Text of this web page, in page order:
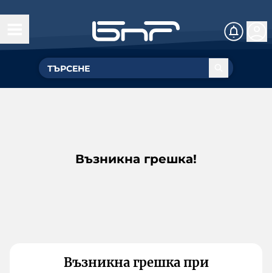
Възникна грешка!
Възникна грешка при